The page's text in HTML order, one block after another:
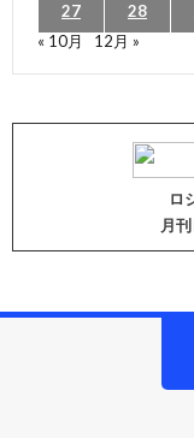
27 28
« 10月
12月 »
ロ
月